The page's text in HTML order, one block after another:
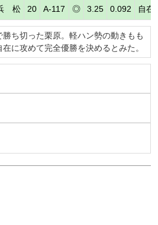
松 20 A-117 ◎ 3.25 0.092 自在
ち切った栗原。軽ハン勢の動きもも
に攻めて完全優勝を決めるとみた。